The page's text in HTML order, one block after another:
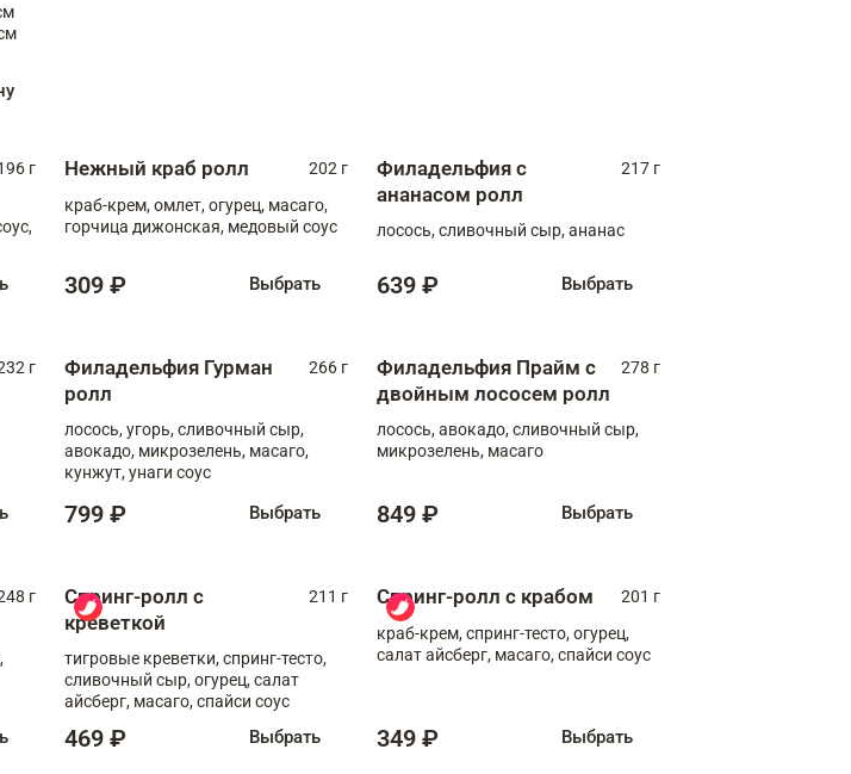
г
Нежный краб ролл
202 г
краб-крем, омлет, огурец, масаго,
горчица дижонская, медовый соус
309 ₽ Выбрать
Филадельфия с
ананасом ролл
217 г
лосось, сливочный сыр, ананас
639 ₽ Выбрать
г
Филадельфия Гурман
ролл
266 г
лосось, угорь, сливочный сыр,
авокадо, микрозелень, масаго,
кунжут, унаги соус
799 ₽ Выбрать
Филадельфия Прайм с
двойным лососем ролл
278 г
лосось, авокадо, сливочный сыр,
микрозелень, масаго
849 ₽ Выбрать
г
Спринг-ролл с
креветкой
211 г
тигровые креветки, спринг-тесто,
сливочный сыр, огурец, салат
айсберг, масаго, спайси соус
469 ₽ Выбрать
Спринг-ролл с крабом
201 г
краб-крем, спринг-тесто, огурец,
салат айсберг, масаго, спайси соус
349 ₽ Выбрать